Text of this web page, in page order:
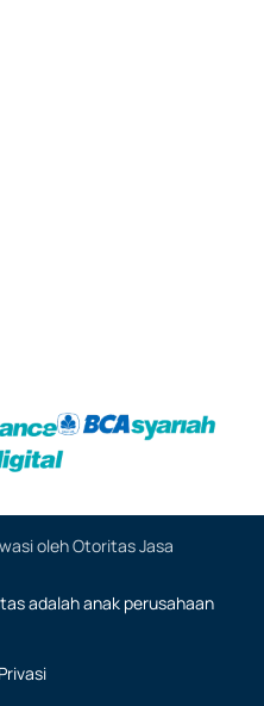
oleh Otoritas Jasa
adalah anak perusahaan